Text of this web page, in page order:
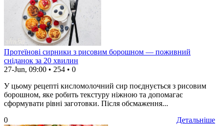
Протеїнові сирники з рисовим борошном — поживний
сніданок за 20 хвилин
27-Jun, 09:00 • 254 • 0
У цьому рецепті кисломолочний сир поєднується з рисовим
борошном, яке робить текстуру ніжною та допомагає
сформувати рівні заготовки. Після обсмаження...
Детальніше
0